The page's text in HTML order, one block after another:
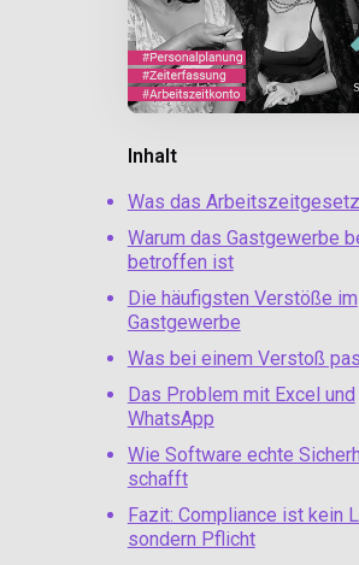
Inhalt
Was das
Warum das Gastgewerbe
betroffen ist
Die häufigsten Verstöße im
Gastgewerbe
Was bei einem Verstoß
Das Problem mit Excel und
WhatsApp
Wie Software echte
schafft
Fazit: Compliance ist kein
sondern Pflicht